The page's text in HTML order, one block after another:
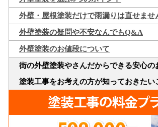
外壁・屋根塗装だけで雨漏りは直せませ
外壁塗装の疑問や不安なんでもQ&A
外壁塗装のお値段について
街の外壁塗装やさんだからできる安心の
塗装工事をお考えの方が知っておきたい